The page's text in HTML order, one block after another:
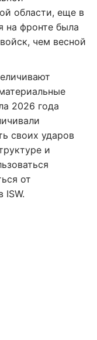
области, еще в
на фронте была
чем весной
2026 года
своих ударов
и
от
ISW.